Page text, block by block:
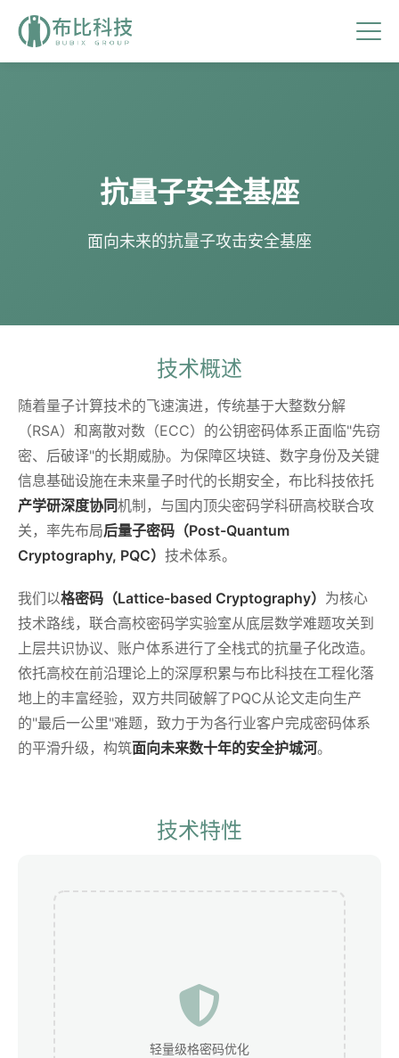
抗量子安全基座
面向未来的抗量子攻击安全基座
技术概述
随着量子计算技术的飞速演进，传统基于大整数分解
（RSA）和离散对数（ECC）的公钥密码体系正面临"先窃
密、后破译"的长期威胁。为保障区块链、数字身份及关键
信息基础设施在未来量子时代的长期安全，布比科技依托
产学研深度协同机制，与国内顶尖密码学科研高校联合攻
关，率先布局后量子密码（Post-Quantum
Cryptography, PQC） 技术体系。
我们以格密码（Lattice-based Cryptography） 为核心
技术路线，联合高校密码学实验室从底层数学难题攻关到
上层共识协议、账户体系进行了全栈式的抗量子化改造。
依托高校在前沿理论上的深厚积累与布比科技在工程化落
地上的丰富经验，双方共同破解了PQC从论文走向生产
的"最后一公里"难题，致力于为各行业客户完成密码体系
的平滑升级，构筑面向未来数十年的安全护城河。
技术特性
轻量级格密码优化